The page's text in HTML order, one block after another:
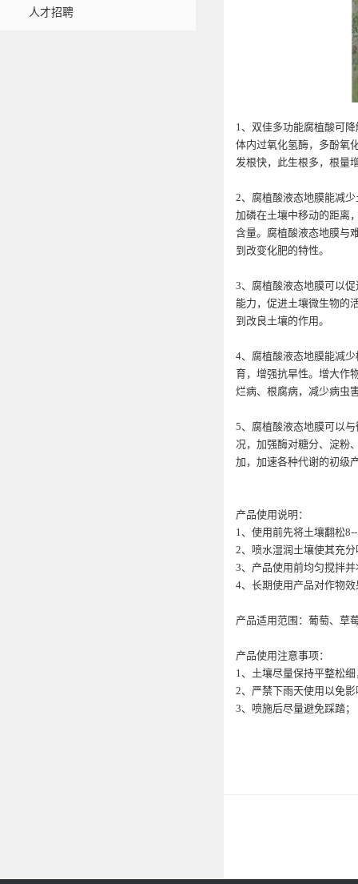
人才招聘
1、双佳多功能腐植酸可
体内过氧化氢酶，多酚氧
发根快，此生根多，根量
2、腐植酸液态地膜能减
加磷在土壤中移动的距离
含量。腐植酸液态地膜与
到改变化肥的特性。
3、腐植酸液态地膜可以
能力，促进土壤微生物的
到改良土壤的作用。
4、腐植酸液态地膜能减
育，增强抗旱性。增大作
烂病、根腐病，减少病虫
5、腐植酸液态地膜可以
况，加强酶对糖分、淀粉
加，加速各种代谢的初级
产品使用说明：
1、使用前先将土壤翻松
2、喷水湿润土壤使其充
3、产品使用前均匀搅拌
4、长期使用产品对作物
产品适用范围：葡萄、草
产品使用注意事项：
1、土壤尽量保持平整松
2、严禁下雨天使用以免
3、喷施后尽量避免踩踏；